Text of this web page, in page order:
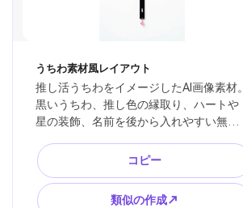
うちわ素材風レイアウト
推し活うちわをイメージしたAI画像素材。
黒いうちわ、推し色の縁取り、ハートや
星の装飾、名前を後から入れやすい無地
式フォントなし、読めない文字なし、高
解像度。
コピー
類似の作成↗